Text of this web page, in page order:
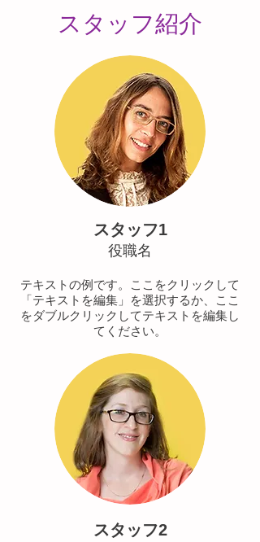
スタッフ紹介
スタッフ1
​役職名
テキストの例です。ここをクリックして
「テキストを編集」を選択するか、ここ
をダブルクリックしてテキストを編集し
てください。
スタッフ2